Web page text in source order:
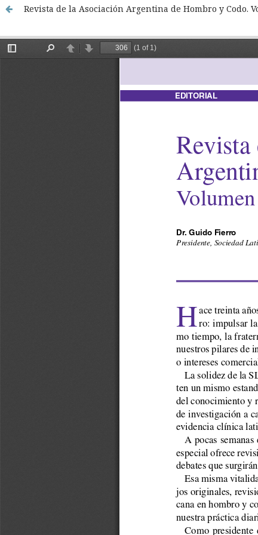
Revista de la Asociación Argentina de Hombro y Codo.